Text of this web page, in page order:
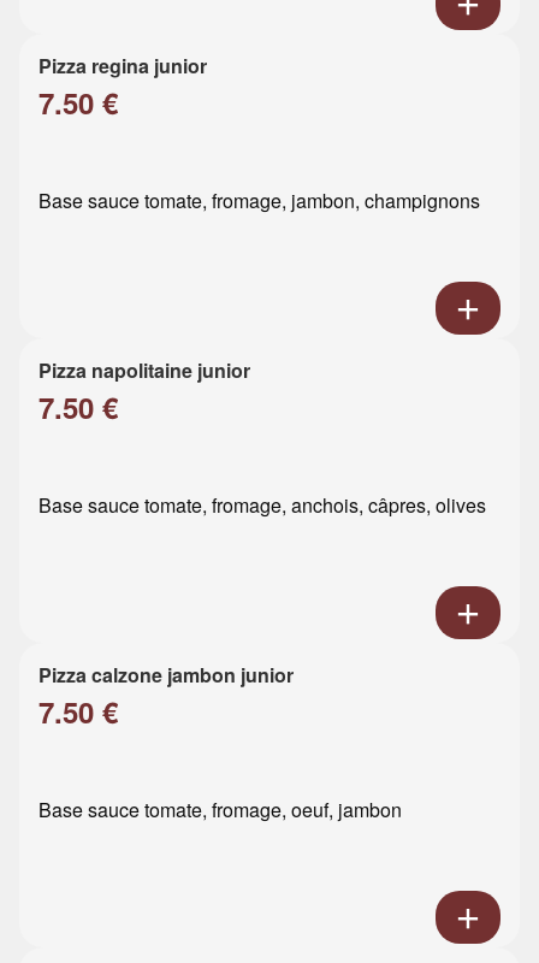
Pizza regina junior
7.50 €
Base sauce tomate, fromage, jambon, champignons
Pizza napolitaine junior
7.50 €
Base sauce tomate, fromage, anchois, câpres, olives
Pizza calzone jambon junior
7.50 €
Base sauce tomate, fromage, oeuf, jambon